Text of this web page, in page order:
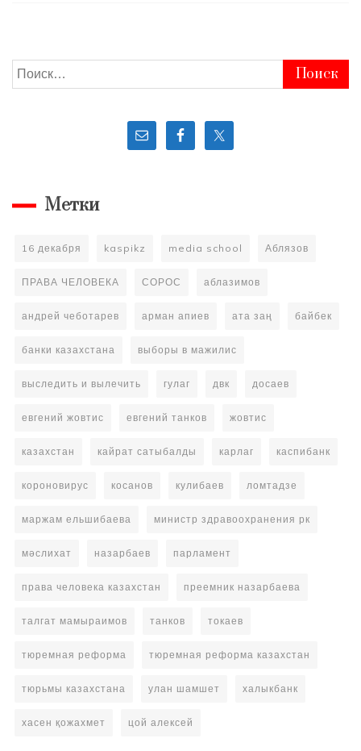
за
обман
Найти:
Метки
16 декабря kaspikz media school Аблязов
ПРАВА ЧЕЛОВЕКА СОРОС аблазимов
андрей чеботарев арман апиев ата заң байбек
банки казахстана выборы в мажилис
выследить и вылечить гулаг двк досаев
евгений жовтис евгений танков жовтис
казахстан кайрат сатыбалды карлаг каспибанк
короновирус косанов кулибаев ломтадзе
маржам ельшибаева министр здравоохранения рк
мәслихат назарбаев парламент
права человека казахстан преемник назарбаева
талгат мамыраимов танков токаев
тюремная реформа тюремная реформа казахстан
тюрьмы казахстана улан шамшет халыкбанк
хасен қожахмет цой алексей